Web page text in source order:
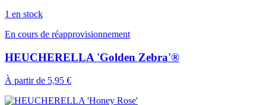
1 en stock
En cours de réapprovisionnement
HEUCHERELLA 'Golden Zebra'®
À partir de 5,95 €